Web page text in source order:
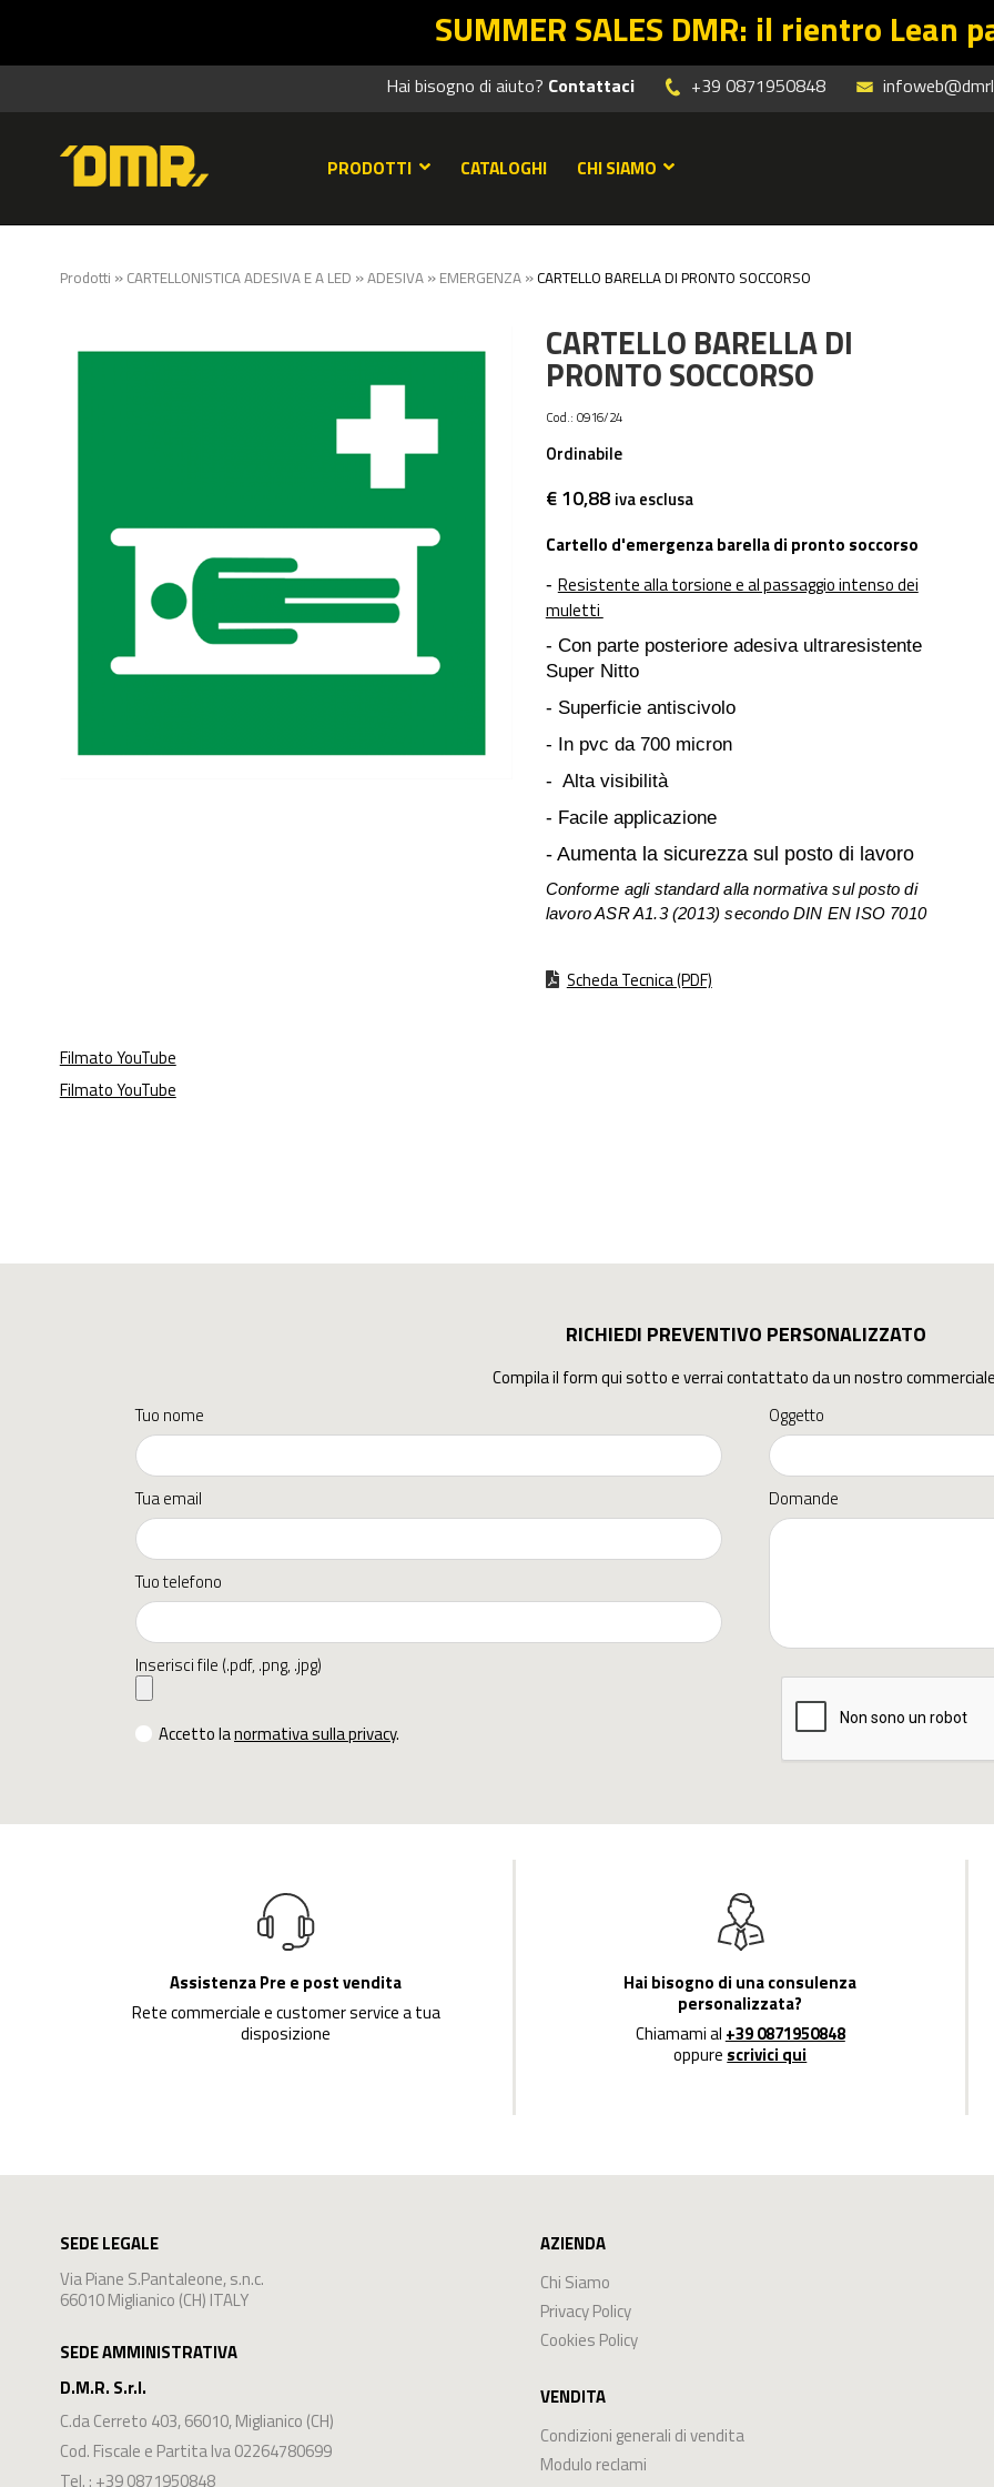
SUMMER SALES DMR: il rientro Lean parte
Hai bisogno di aiuto? Contattaci +39 0871950848
PRODOTTI CATALOGHI CHI SIAMO
Prodotti » CARTELLONISTICA ADESIVA E A LED »ADESIVA » EMERGENZA »CARTELLO BARELLA DI PRONTO SOCCORSO
CARTELLO BARELLA DI
PRONTO SOCCORSO
Cod.: 0916/24
Ordinabile
€ 10,88 iva esclusa
Cartello d'emergenza barella di pronto soccorso
- Resistente alla torsione e al passaggio intenso dei
muletti
- Con parte posteriore adesiva ultraresistente
Super Nitto
- Superficie antiscivolo
- In pvc da 700 micron
- Alta visibilità
- Facile applicazione
- Aumenta la sicurezza sul posto di lavoro
Conforme agli standard alla normativa sul posto di
lavoro ASR A1.3 (2013) secondo DIN EN ISO 7010
Scheda Tecnica (PDF)
Filmato YouTube
Filmato YouTube
RICHIEDI PREVENTIVO PERSONALIZZATO
Compila il form qui sotto e verrai contattato da un nostro
Tuo nome
Tua email
Tuo telefono
Inserisci file (.pdf, .png, .jpg)
Accetto lanormativa sulla privacy.
Oggetto
Domande
Assistenza Pre e post vendita
Rete commerciale e customer service a tua
disposizione
Hai bisogno di una consulenza
personalizzata?
Chiamami al +39 0871950848
oppure scrivici qui
SEDE LEGALE
Via Piane S.Pantaleone, s.n.c.
66010 Miglianico (CH) ITALY
SEDE AMMINISTRATIVA
D.M.R. S.r.l.
C.da Cerreto 403,66010,Miglianico (CH)
Cod. Fiscale e Partita Iva 02264780699
Tel. : +39 0871950848
AZIENDA
Chi Siamo
Privacy Policy
Cookies Policy
VENDITA
Condizioni generali di vendita
Modulo reclami